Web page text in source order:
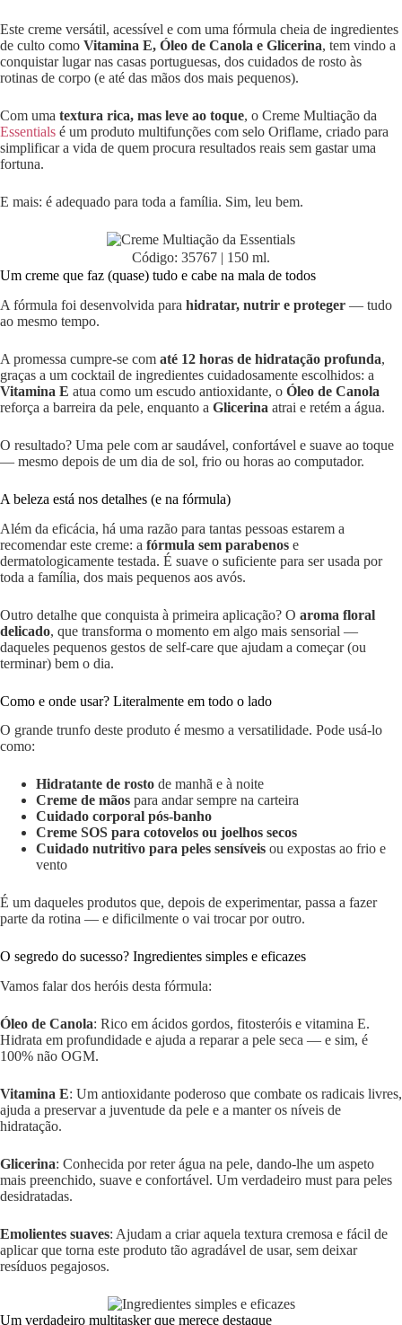
Este creme versátil, acessível e com uma fórmula cheia de ingredientes
de culto como Vitamina E, Óleo de Canola e Glicerina, tem vindo a
conquistar lugar nas casas portuguesas, dos cuidados de rosto às
rotinas de corpo (e até das mãos dos mais pequenos).
Com uma textura rica, mas leve ao toque, o Creme Multiação da
Essentials é um produto multifunções com selo Oriflame, criado para
simplificar a vida de quem procura resultados reais sem gastar uma
fortuna.
E mais: é adequado para toda a família. Sim, leu bem.
Código: 35767 | 150 ml.
Um creme que faz (quase) tudo e cabe na mala de todos
A fórmula foi desenvolvida para hidratar, nutrir e proteger — tudo
ao mesmo tempo.
A promessa cumpre-se com até 12 horas de hidratação profunda,
graças a um cocktail de ingredientes cuidadosamente escolhidos: a
Vitamina E atua como um escudo antioxidante, o Óleo de Canola
reforça a barreira da pele, enquanto a Glicerina atrai e retém a água.
O resultado? Uma pele com ar saudável, confortável e suave ao toque
— mesmo depois de um dia de sol, frio ou horas ao computador.
A beleza está nos detalhes (e na fórmula)
Além da eficácia, há uma razão para tantas pessoas estarem a
recomendar este creme: a fórmula sem parabenos e
dermatologicamente testada. É suave o suficiente para ser usada por
toda a família, dos mais pequenos aos avós.
Outro detalhe que conquista à primeira aplicação? O aroma floral
delicado, que transforma o momento em algo mais sensorial —
daqueles pequenos gestos de self-care que ajudam a começar (ou
terminar) bem o dia.
Como e onde usar? Literalmente em todo o lado
O grande trunfo deste produto é mesmo a versatilidade. Pode usá-lo
como:
Hidratante de rosto de manhã e à noite
Creme de mãos para andar sempre na carteira
Cuidado corporal pós-banho
Creme SOS para cotovelos ou joelhos secos
Cuidado nutritivo para peles sensíveis ou expostas ao frio e
vento
É um daqueles produtos que, depois de experimentar, passa a fazer
parte da rotina — e dificilmente o vai trocar por outro.
O segredo do sucesso? Ingredientes simples e eficazes
Vamos falar dos heróis desta fórmula:
Óleo de Canola: Rico em ácidos gordos, fitosteróis e vitamina E.
Hidrata em profundidade e ajuda a reparar a pele seca — e sim, é
100% não OGM.
Vitamina E: Um antioxidante poderoso que combate os radicais livres,
ajuda a preservar a juventude da pele e a manter os níveis de
hidratação.
Glicerina: Conhecida por reter água na pele, dando-lhe um aspeto
mais preenchido, suave e confortável. Um verdadeiro must para peles
desidratadas.
Emolientes suaves: Ajudam a criar aquela textura cremosa e fácil de
aplicar que torna este produto tão agradável de usar, sem deixar
resíduos pegajosos.
Um verdadeiro multitasker que merece destaque